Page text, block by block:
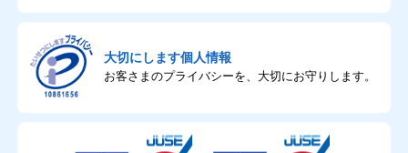
大切にします個人情報
お客さまのプライバシーを、大切にお守りします。